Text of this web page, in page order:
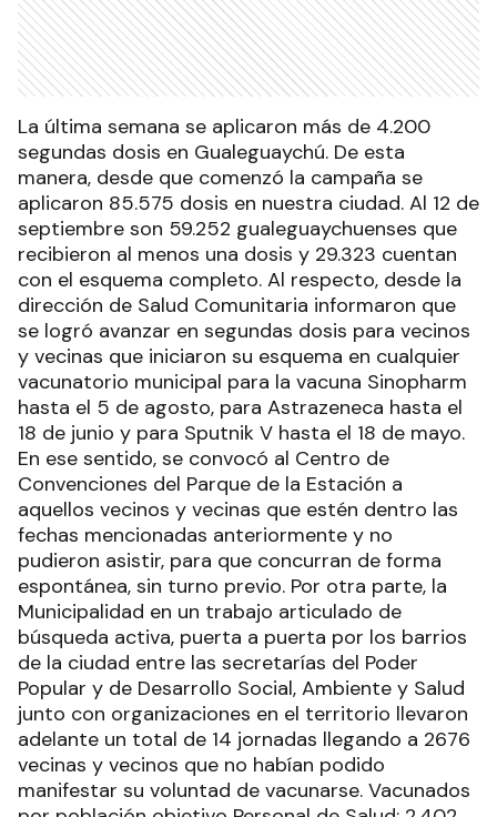
La última semana se aplicaron más de 4.200
segundas dosis en Gualeguaychú. De esta
manera, desde que comenzó la campaña se
aplicaron 85.575 dosis en nuestra ciudad. Al 12 de
septiembre son 59.252 gualeguaychuenses que
recibieron al menos una dosis y 29.323 cuentan
con el esquema completo. Al respecto, desde la
dirección de Salud Comunitaria informaron que
se logró avanzar en segundas dosis para vecinos
y vecinas que iniciaron su esquema en cualquier
vacunatorio municipal para la vacuna Sinopharm
hasta el 5 de agosto, para Astrazeneca hasta el
18 de junio y para Sputnik V hasta el 18 de mayo.
En ese sentido, se convocó al Centro de
Convenciones del Parque de la Estación a
aquellos vecinos y vecinas que estén dentro las
fechas mencionadas anteriormente y no
pudieron asistir, para que concurran de forma
espontánea, sin turno previo. Por otra parte, la
Municipalidad en un trabajo articulado de
búsqueda activa, puerta a puerta por los barrios
de la ciudad entre las secretarías del Poder
Popular y de Desarrollo Social, Ambiente y Salud
junto con organizaciones en el territorio llevaron
adelante un total de 14 jornadas llegando a 2676
vecinas y vecinos que no habían podido
manifestar su voluntad de vacunarse. Vacunados